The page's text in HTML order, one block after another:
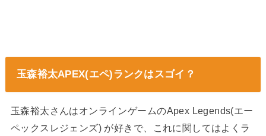
玉森裕太APEX(エペ)ランクはスゴイ？
玉森裕太さんはオンラインゲームのApex Legends(エー
ペックスレジェンズ) が好きで、これに関してはよくラ